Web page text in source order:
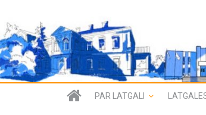
PAR LATGALI